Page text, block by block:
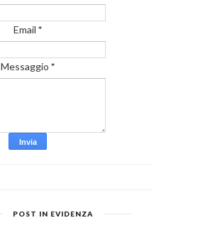
Email *
Messaggio *
POST IN EVIDENZA